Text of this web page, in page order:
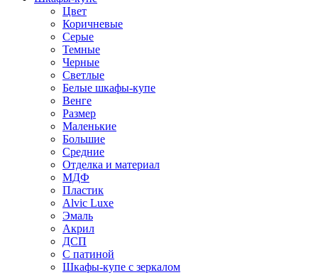
Цвет
Коричневые
Серые
Темные
Черные
Светлые
Белые шкафы-купе
Венге
Размер
Маленькие
Большие
Средние
Отделка и материал
МДФ
Пластик
Alvic Luxe
Эмаль
Акрил
ДСП
С патиной
Шкафы-купе с зеркалом